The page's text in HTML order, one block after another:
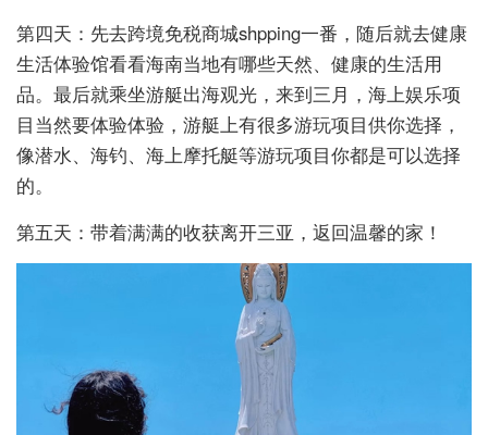
第四天：先去跨境免税商城shpping一番，随后就去健康
生活体验馆看看海南当地有哪些天然、健康的生活用
品。最后就乘坐游艇出海观光，来到三月，海上娱乐项
目当然要体验体验，游艇上有很多游玩项目供你选择，
像潜水、海钓、海上摩托艇等游玩项目你都是可以选择
的。
第五天：带着满满的收获离开三亚，返回温馨的家！